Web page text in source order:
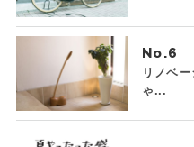
No.
リノベ
ゃ...